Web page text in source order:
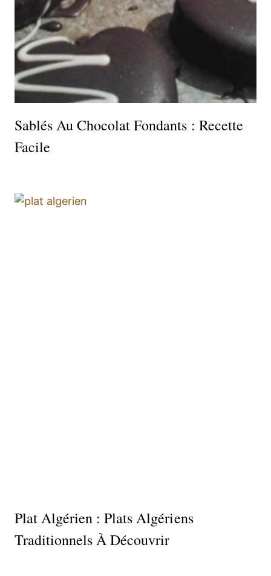
Sablés Au Chocolat Fondants : Recette
Facile
Plat Algérien : Plats Algériens
Traditionnels À Découvrir